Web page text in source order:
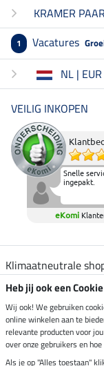
KRAMER
1 Vacatures
NL | EUR
VEILIG INKOPEN
Snelle
ingepakt.
eKomi
Klimaatneutrale
Verzending per
Veilig betalen met
Heb jij ook een
Wij ook! We gebruiken
online winkelen aan te
relevante producten voor
over onze gebruikers en
Als je op "Alles toestaan"